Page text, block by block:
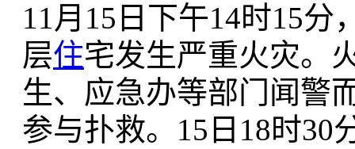
11月15日下午14时15
层住宅发生严重火灾。
生、应急办等部门闻警
参与扑救。15日18时30